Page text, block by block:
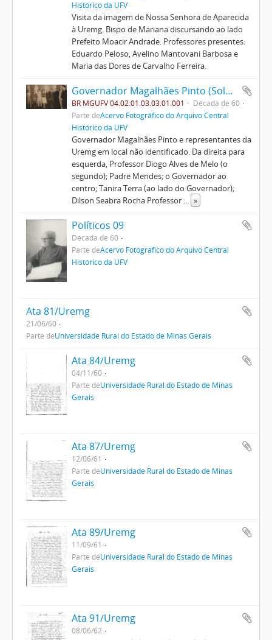
Histórico da UFV
Visita da imagem de Nossa Senhora de Aparecida
à Uremg. Bispo de Mariana discursando ao lado
Prefeito Moacir Andrade. Professores presentes:
Eduardo Peloso, Avelino Mantovani Barbosa e
Maria das Dores de Carvalho Ferreira.
Governador Magalhães Pinto (Solenidades) 01
BR MGUFV 04.02.01.03.03.01.001
Década de 60
Parte deAcervo Fotográfico do Arquivo Central
Histórico da UFV
Governador Magalhães Pinto e representantes da
Uremg em local não identificado. Da direita para
esquerda, Professor Diogo Alves de Melo (o
segundo); Padre Mendes; o Governador ao
centro; Tanira Terra (ao lado do Governador);
Dilson Seabra Rocha Professor
»
Políticos 09
Década de 60
Parte deAcervo Fotográfico do Arquivo Central
Histórico da UFV
Ata 81/Uremg
21/06/60
Parte deUniversidade Rural do Estado de Minas Gerais
Ata 84/Uremg
04/11/60
Parte deUniversidade Rural do Estado de Minas
Gerais
Ata 87/Uremg
12/06/61
Parte deUniversidade Rural do Estado de Minas
Gerais
Ata 89/Uremg
11/09/61
Parte deUniversidade Rural do Estado de Minas
Gerais
Ata 91/Uremg
08/06/62